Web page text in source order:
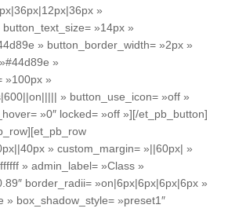
»
»14px »
» button_border_width= »2px »
»
»100px »
» button_use_icon= »off »
»0″ locked= »off »][/et_pb_button]
» custom_margin= »||60px| »
» admin_label= »Class »
border_radii= »on|6px|6px|6px|6px »
» box_shadow_style= »preset1″